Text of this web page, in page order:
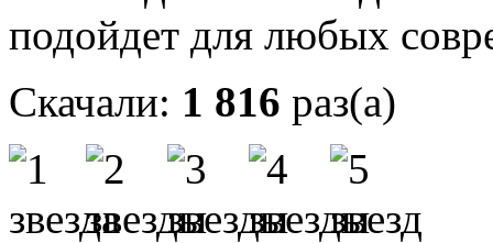
подойдет для любых
Скачали: 1 816 раз(а)